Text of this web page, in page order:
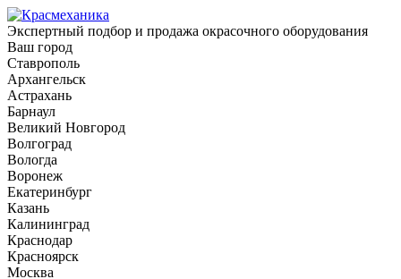
Экспертный подбор и продажа окрасочного оборудования
Ваш город
Ставрополь
Архангельск
Астрахань
Барнаул
Великий Новгород
Волгоград
Вологда
Воронеж
Екатеринбург
Казань
Калининград
Краснодар
Красноярск
Москва